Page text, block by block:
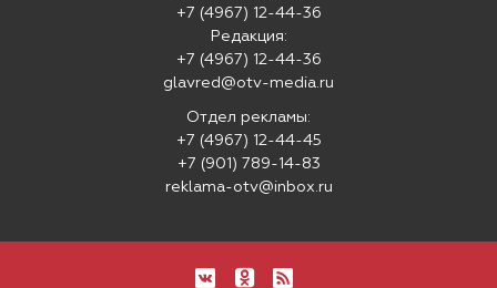
+7 (4967) 12-44-36
Редакция:
+7 (4967) 12-44-36
glavred@otv-media.ru
Отдел рекламы:
+7 (4967) 12-44-45
+7 (901) 789-14-83
reklama-otv@inbox.ru